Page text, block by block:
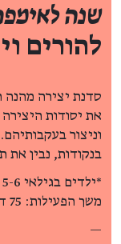
שנה
להורים
סדנת יצירה מהנה
את יסודות
וניצור
בנקודות, נבין את
*ילדים בגילאי 5-6 בליווי מבוגר*
משך הפעילות: 75 דקות
—